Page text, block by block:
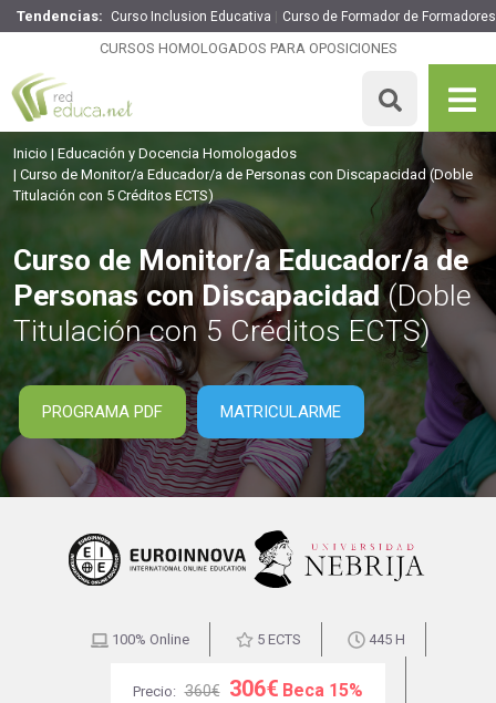
Tendencias: Curso Inclusion Educativa Curso de Formador de Formadores
CURSOS HOMOLOGADOS PARA OPOSICIONES
Curso de Monitor/a Educador/a de Personas con
Discapacidad
445 H
Inicio
Educación y Docencia Homologados
Curso de Monitor/a Educador/a de Personas con Discapacidad(Doble
Titulación con 5 Créditos ECTS)
Curso de Monitor/a Educador/a de
Personas con Discapacidad(Doble
Titulación con 5 Créditos ECTS)
PROGRAMA PDF MATRICULARME
100% Online 5 ECTS 445 H
Precio: 360€ 306€ Beca 15%